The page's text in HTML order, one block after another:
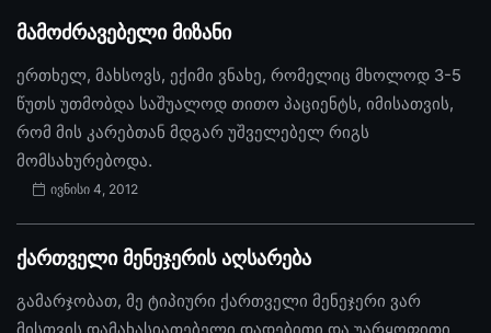
მამოძრავებელი მიზანი
ერთხელ, მახსოვს, ექიმი ვნახე, რომელიც მხოლოდ 3-5
წუთს უთმობდა საშუალოდ თითო პაციენტს, იმისათვის,
რომ მის კარებთან მდგარ უშველებელ რიგს
მომსახურებოდა.
ივნისი 4, 2012
ქართველი მენეჯერის აღსარება
გამარჯობათ, მე ტიპიური ქართველი მენეჯერი ვარ